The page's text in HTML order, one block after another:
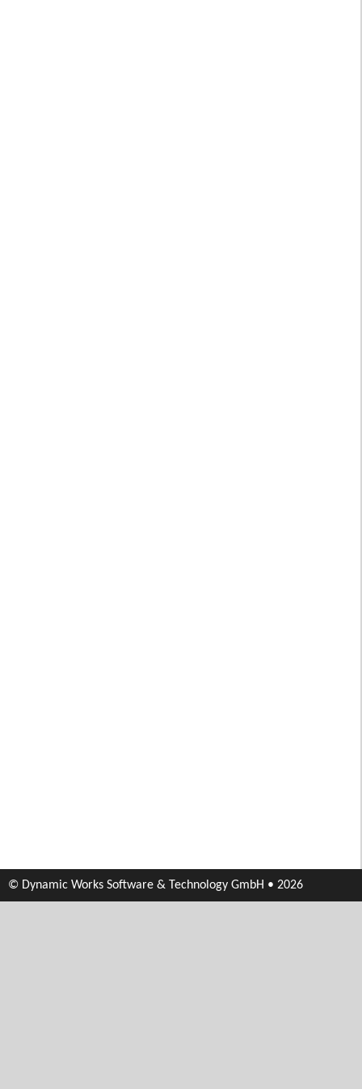
© Dynamic Works Software & Technology GmbH • 2026